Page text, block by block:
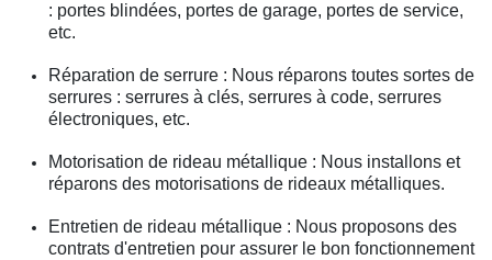
: portes blindées, portes de garage, portes de service,
etc.
Réparation de serrure : Nous réparons toutes sortes de
serrures : serrures à clés, serrures à code, serrures
électroniques, etc.
Motorisation de rideau métallique : Nous installons et
réparons des motorisations de rideaux métalliques.
Entretien de rideau métallique : Nous proposons des
contrats d'entretien pour assurer le bon fonctionnement